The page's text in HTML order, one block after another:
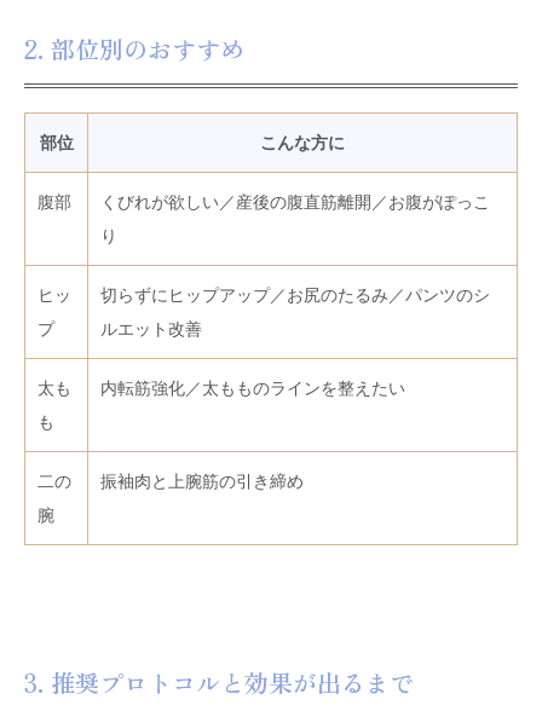
2. 部位別のおすすめ
部位 こんな方に
腹部
くびれが欲しい／産後の腹直筋離開／お腹がぽっこ
り
ヒッ
プ
切らずにヒップアップ／お尻のたるみ／パンツのシ
ルエット改善
太も
も
内転筋強化／太もものラインを整えたい
二の
腕
振袖肉と上腕筋の引き締め
3. 推奨プロトコルと効果が出るまで